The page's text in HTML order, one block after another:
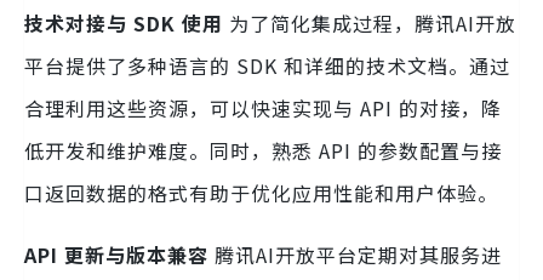
技术对接与 SDK 使用 为了简化集成过程，腾讯AI开放
平台提供了多种语言的 SDK 和详细的技术文档。通过
合理利用这些资源，可以快速实现与 API 的对接，降
低开发和维护难度。同时，熟悉 API 的参数配置与接
口返回数据的格式有助于优化应用性能和用户体验。
API 更新与版本兼容 腾讯AI开放平台定期对其服务进